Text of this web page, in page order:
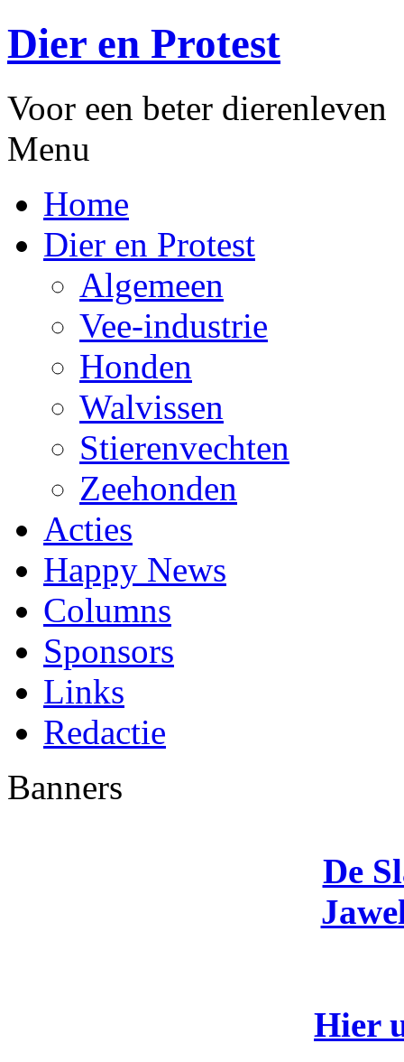
Dier en Protest
Voor een beter dierenleven
Menu
Home
Dier en Protest
Algemeen
Vee-industrie
Honden
Walvissen
Stierenvechten
Zeehonden
Acties
Happy News
Columns
Sponsors
Links
Redactie
Banners
De
Hier